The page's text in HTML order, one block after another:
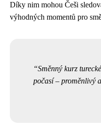
Díky nim mohou Češi
výhodných momentů pro
Směnný kurz
počasí – proměnlivý